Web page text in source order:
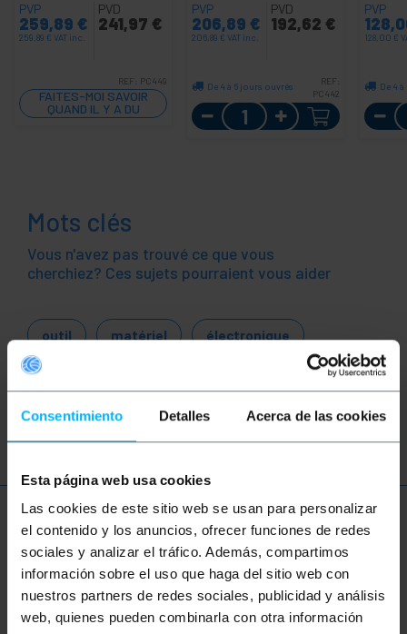
Consentimiento Detalles Acerca de las cookies
Esta página web usa cookies
Las cookies de este sitio web se usan para personalizar
el contenido y los anuncios, ofrecer funciones de redes
sociales y analizar el tráfico. Además, compartimos
información sobre el uso que haga del sitio web con
nuestros partners de redes sociales, publicidad y análisis
web, quienes pueden combinarla con otra información
PVP
259,89 €
259,89 € VAT inc.
PVD
241,97 €
REF: PC449
FAITES-MOI SAVOIR
QUAND IL Y A DU
STOCK
PVP
206,89 €
206,89 € VAT inc.
PVD
192,62 €
De 4 à 6 jours ouvrés
REF:
PC442
Quantité
PVP
128,00 €
De 4
Mots clés
Vous n'avez pas trouvé ce que vous
cherchiez? Ces sujets pourraient vous aider
outil matériel électronique
testeur mesure analyse
Plus d'informations
Description